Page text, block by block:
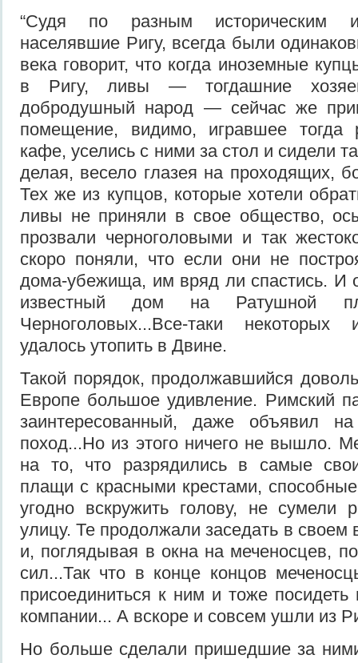
“Судя по разным историческим
населявшие Ригу, всегда были
века говорит, что когда иноземные
в Ригу, ливы — тогдашние
добродушный народ — сейчас же
помещение, видимо, игравшее тогда
кафе, уселись с ними за стол и сидели
делая, весело глазея на проходящих,
Тех же из купцов, которые хотели
ливы не приняли в свое общество,
прозвали черноголовыми и так
скоро поняли, что если они не
дома-убежища, им вряд ли спастись. И
известный дом на Ратушной
Черноголовых...Все-таки
удалось утопить в Двине.
Такой порядок, продолжавшийся
Европе большое удивление. Римский
заинтересованный, даже объявил
поход...Но из этого ничего не вышло.
на то, что разрядились в самые
плащи с красными крестами,
угодно вскружить голову, не сумели
улицу. Те продолжали заседать в
и, поглядывая в окна на меченосцев,
сил...Так что в конце концов
присоединиться к ним и тоже
компании... А вскоре и совсем ушли из
Но больше сделали пришедшие за